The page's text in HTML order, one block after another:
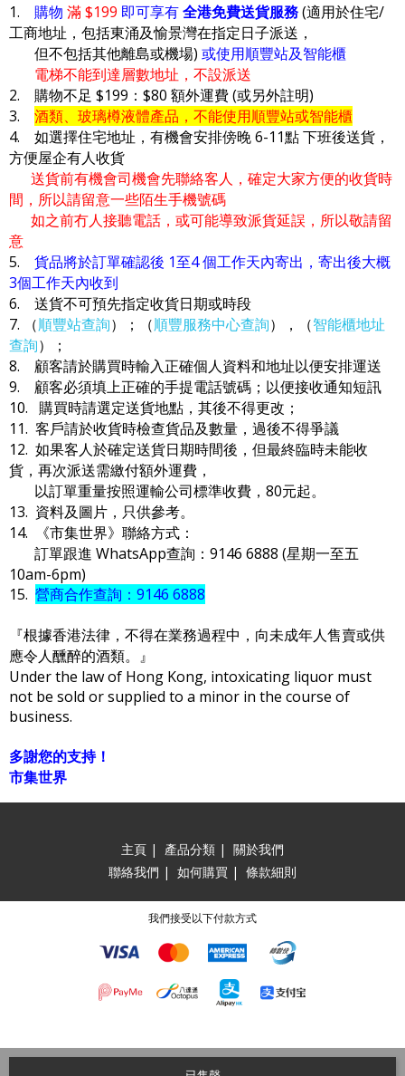
1. 購物 滿 $199 即可享有全港免費送貨服務(適用於住宅/
工商地址，包括東涌及愉景灣在指定日子派送，
但不包括其他離島或機場) 或使用順豐站及智能櫃
電梯不能到達層數地址，不設派送
2. 購物不足 $199：$80 額外運費 (或另外註明)
3. 酒類、玻璃樽液體產品，不能使用順豐站或智能櫃
4. 如選擇住宅地址，有機會安排傍晚 6-11點 下班後送貨，
方便屋企有人收貨
送貨前有機會司機會先聯絡客人，確定大家方便的收貨時
間，所以請留意一些陌生手機號碼
如之前冇人接聽電話，或可能導致派貨延誤，所以敬請留
意
5. 貨品將於訂單確認後 1至4 個工作天內寄出，寄出後大概
3個工作天內收到
6. 送貨不可預先指定收貨日期或時段
7. （順豐站查詢）；（順豐服務中心查詢），（智能櫃地址
查詢）；
8. 顧客請於購買時輸入正確個人資料和地址以便安排運送
9. 顧客必須填上正確的手提電話號碼；以便接收通知短訊
10. 購買時請選定送貨地點，其後不得更改；
11. 客戶請於收貨時檢查貨品及數量，過後不得爭議
12. 如果客人於確定送貨日期時間後，但最終臨時未能收
貨，再次派送需繳付額外運費，
以訂單重量按照運輸公司標準收費，80元起。
13. 資料及圖片，只供參考。
14. 《市集世界》聯絡方式：
訂單跟進 WhatsApp查詢：9146 6888 (星期一至五
10am-6pm)
15. 營商合作查詢：9146 6888
『根據香港法律，不得在業務過程中，向未成年人售賣或供
應令人醺醉的酒類。』
Under the law of Hong Kong, intoxicating liquor must
not be sold or supplied to a minor in the course of
business.
多謝您的支持！
市集世界
主頁 | 產品分類 | 關於我們
聯絡我們 | 如何購買 | 條款細則
我們接受以下付款方式